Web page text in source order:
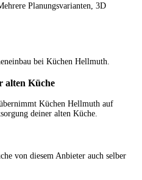
Planungsvarianten, 3D
bei Küchen Hellmuth.
alten Küche
Küchen Hellmuth auf
deiner alten Küche.
von diesem Anbieter auch selber